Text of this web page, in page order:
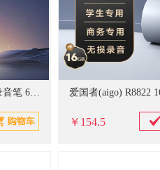
科大讯飞 IFLYTEK SR702 智能录音笔 64G+20G云储存 星空灰 爱国者(aigo) R8822
￥154.5